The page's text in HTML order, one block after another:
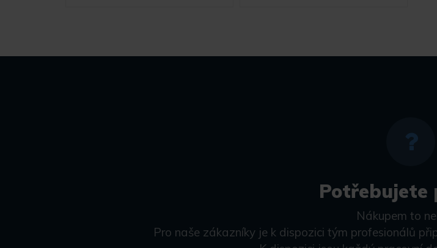
Potřebujete
Nákupem to
Pro naše zákazníky je k dispozici tým profesionálů